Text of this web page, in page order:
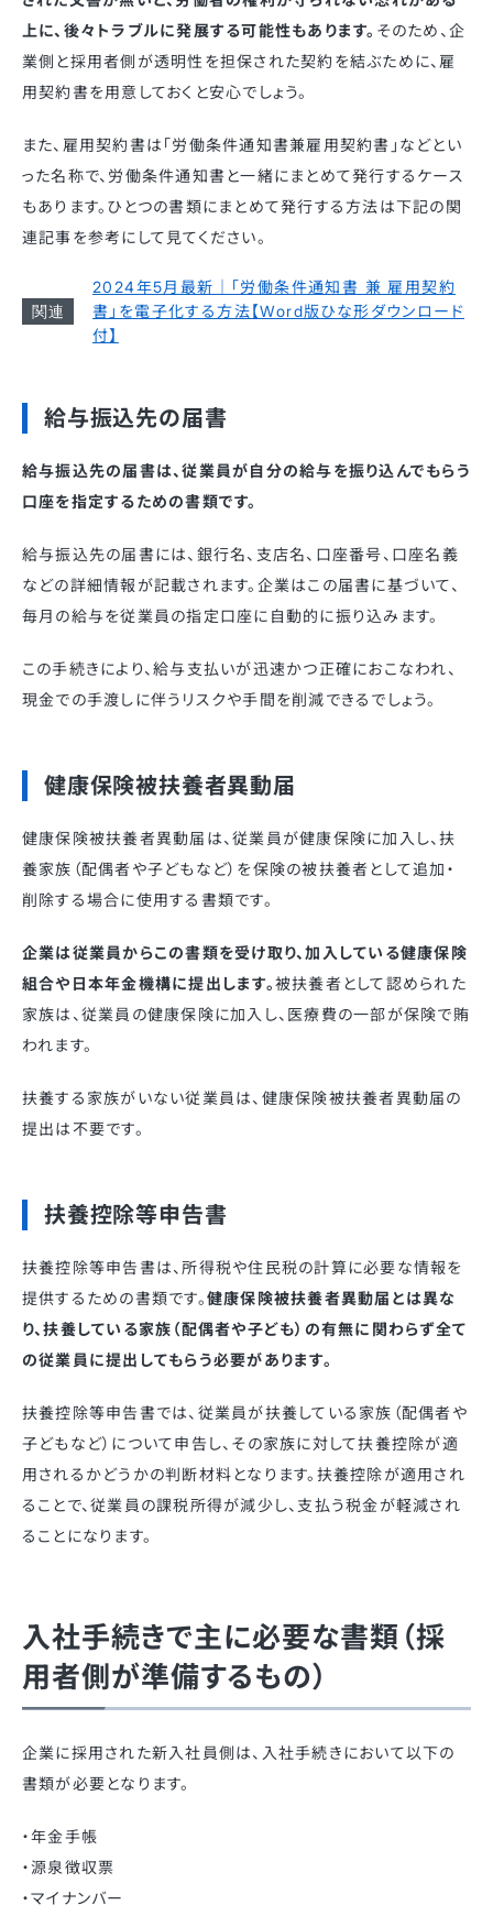
上に、後々トラブルに発展する可能性もあります。 そのため、企
業側と採用者側が透明性を担保された契約を結ぶために、雇
用契約書を用意しておくと安心でしょう。
また、雇用契約書は「労働条件通知書兼雇用契約書」などとい
った名称で、労働条件通知書と一緒にまとめて発行するケース
もあります。ひとつの書類にまとめて発行する方法は下記の関
連記事を参考にして見てください。
2024年5月最新｜「労働条件通知書 兼 雇用契約
書」を電子化する方法【Word版ひな形ダウンロード
付】
給与振込先の届書
給与振込先の届書は、従業員が自分の給与を振り込んでもらう
口座を指定するための書類です。
給与振込先の届書には、銀行名、支店名、口座番号、口座名義
などの詳細情報が記載されます。企業はこの届書に基づいて、
毎月の給与を従業員の指定口座に自動的に振り込みます。
この手続きにより、給与支払いが迅速かつ正確におこなわれ、
現金での手渡しに伴うリスクや手間を削減できるでしょう。
健康保険被扶養者異動届
健康保険被扶養者異動届は、従業員が健康保険に加入し、扶
養家族（配偶者や子どもなど）を保険の被扶養者として追加・
削除する場合に使用する書類です。
企業は従業員からこの書類を受け取り、加入している健康保険
組合や日本年金機構に提出します。被扶養者として認められた
家族は、従業員の健康保険に加入し、医療費の一部が保険で賄
われます。
扶養する家族がいない従業員は、健康保険被扶養者異動届の
提出は不要です。
扶養控除等申告書
扶養控除等申告書は、所得税や住民税の計算に必要な情報を
提供するための書類です。健康保険被扶養者異動届とは異な
り、扶養している家族（配偶者や子ども）の有無に関わらず全て
の従業員に提出してもらう必要があります。
扶養控除等申告書では、従業員が扶養している家族（配偶者や
子どもなど）について申告し、その家族に対して扶養控除が適
用されるかどうかの判断材料となります。扶養控除が適用され
ることで、従業員の課税所得が減少し、支払う税金が軽減され
ることになります。
入社手続きで主に必要な書類（採
用者側が準備するもの）
企業に採用された新入社員側は、入社手続きにおいて以下の
書類が必要となります。
・年金手帳
・源泉徴収票
・マイナンバー